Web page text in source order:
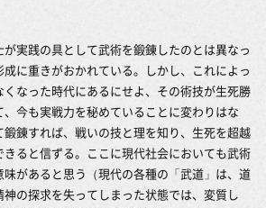
実践の具として武術を鍛錬したのとは異なっ
に重きがおかれている。しかし、これによっ
なった時代にあるにせよ、その術技が生死勝
今も実戦力を秘めていることに変わりはな
錬すれば、戦いの技と理を知り、生死を超越
ると信ずる。ここに現代社会においても武術
があると思う（現代の各種の「武道」は、道
の探求を失ってしまった状態では、変質し